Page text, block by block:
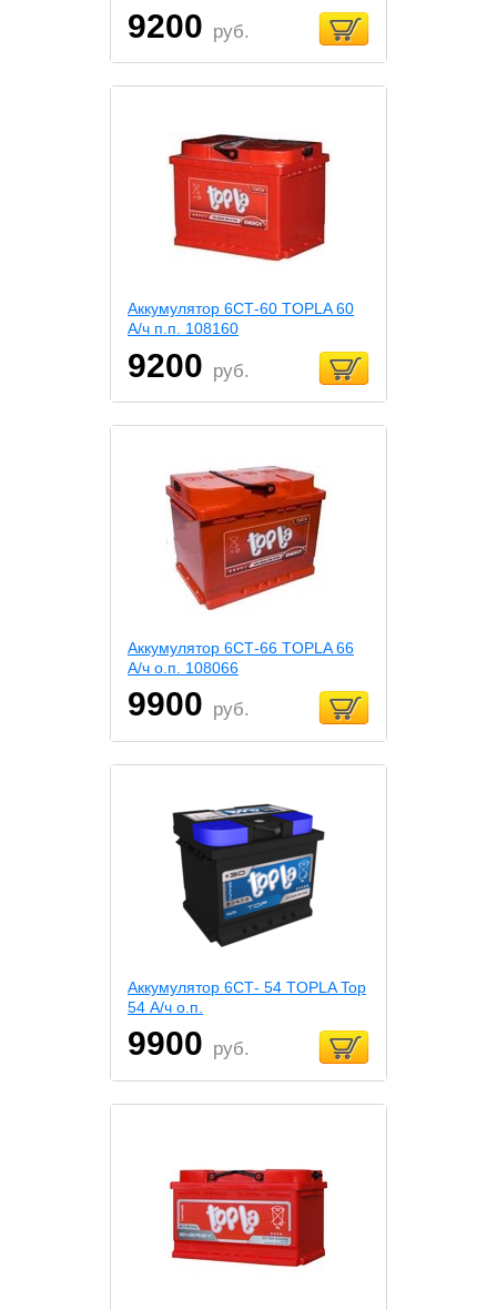
9200 руб.
Аккумулятор 6СТ-60 TOPLA 60
А/ч п.п. 108160
9200 руб.
Аккумулятор 6СТ-66 TOPLA 66
А/ч о.п. 108066
9900 руб.
Аккумулятор 6СТ- 54 TOPLA Top
54 А/ч о.п.
9900 руб.